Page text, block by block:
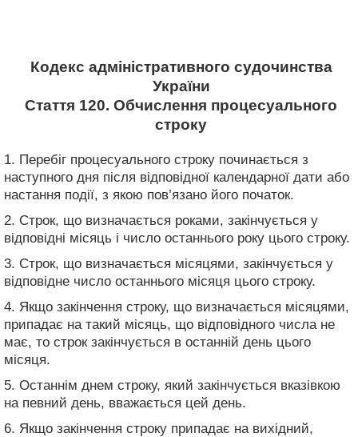
Кодекс адміністративного судочинства
України
Стаття 120. Обчислення процесуального
строку
1. Перебіг процесуального строку починається з
наступного дня після відповідної календарної дати або
настання події, з якою пов’язано його початок.
2. Строк, що визначається роками, закінчується у
відповідні місяць і число останнього року цього строку.
3. Строк, що визначається місяцями, закінчується у
відповідне число останнього місяця цього строку.
4. Якщо закінчення строку, що визначається місяцями,
припадає на такий місяць, що відповідного числа не
має, то строк закінчується в останній день цього
місяця.
5. Останнім днем строку, який закінчується вказівкою
на певний день, вважається цей день.
6. Якщо закінчення строку припадає на вихідний,